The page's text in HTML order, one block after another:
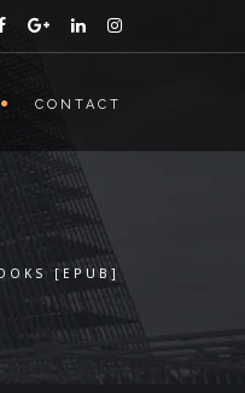
CONTACT
[EPUB]